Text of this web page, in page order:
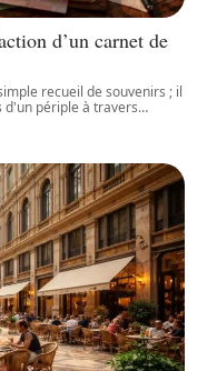
d’un carnet de
recueil de souvenirs ; il
d'un périple à travers…